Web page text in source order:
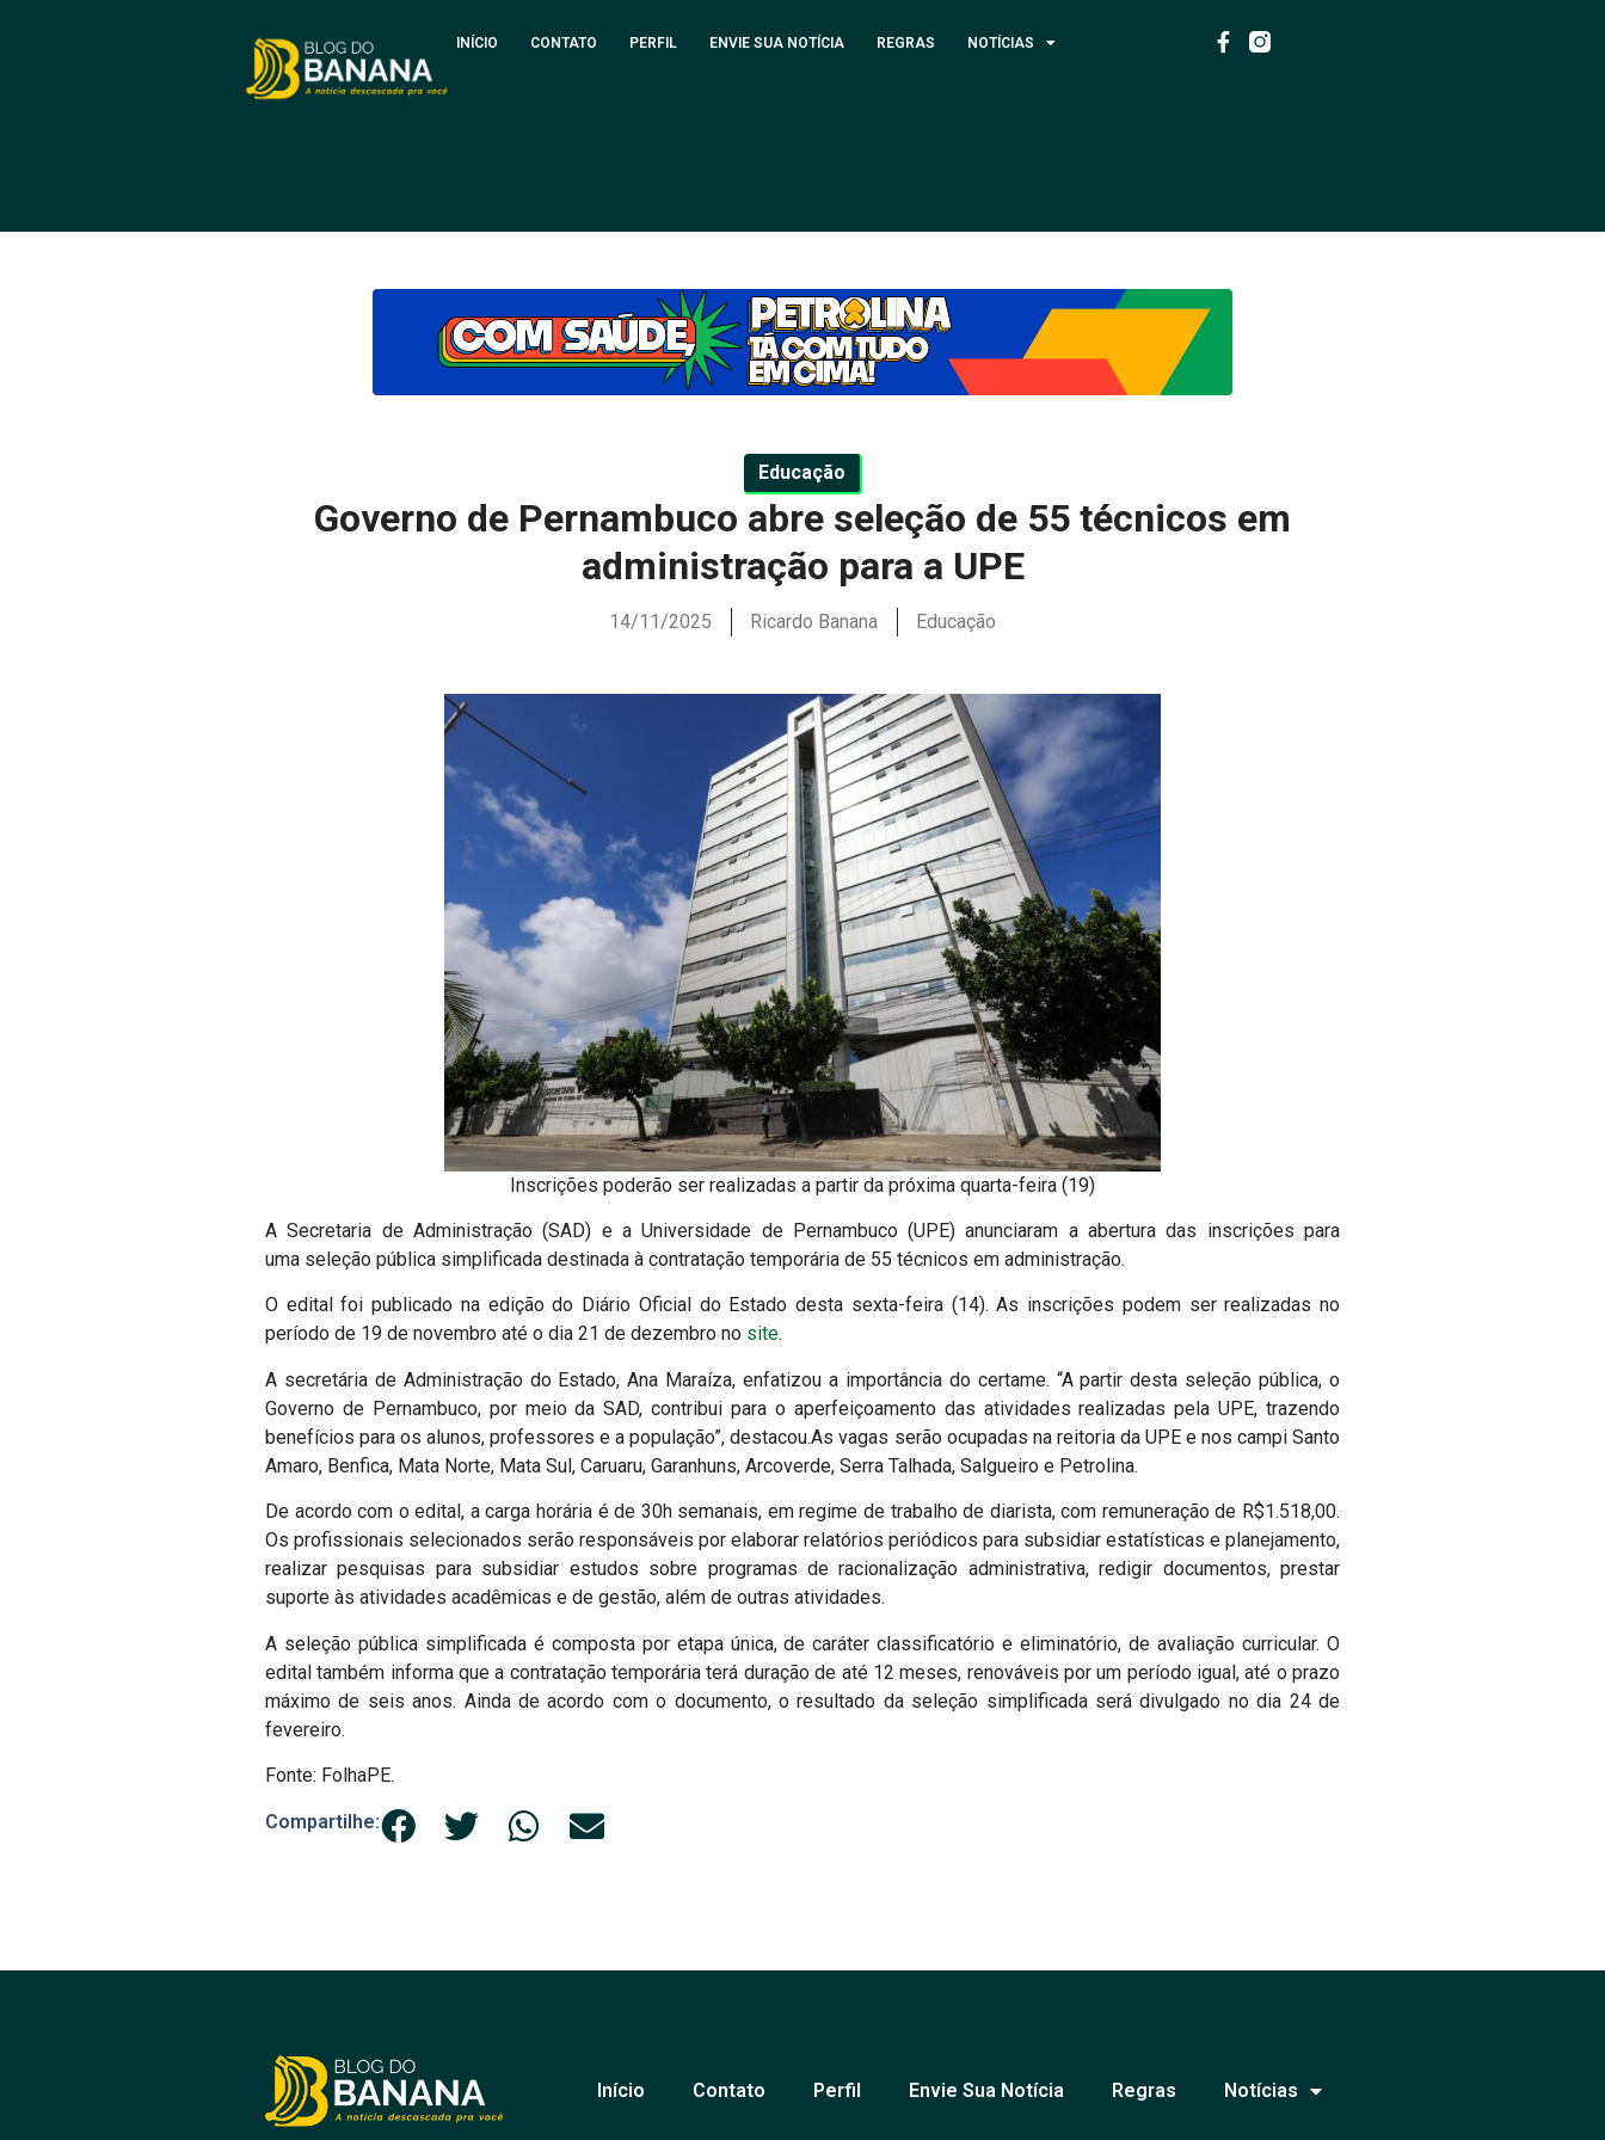
INÍCIO CONTATO PERFIL ENVIE SUA NOTÍCIA REGRAS NOTÍCIAS
Educação
Governo de Pernambuco abre seleção de 55 técnicos em
administração para a UPE
14/11/2025 Ricardo Banana Educação
Inscrições poderão ser realizadas a partir da próxima quarta-feira (19)
A Secretaria de Administração (SAD) e a Universidade de Pernambuco (UPE) anunciaram a abertura das inscrições para
uma seleção pública simplificada destinada à contratação temporária de 55 técnicos em administração.
O edital foi publicado na edição do Diário Oficial do Estado desta sexta-feira (14). As inscrições podem ser realizadas no
período de 19 de novembro até o dia 21 de dezembro no site.
A secretária de Administração do Estado, Ana Maraíza, enfatizou a importância do certame. “A partir desta seleção pública, o
Governo de Pernambuco, por meio da SAD, contribui para o aperfeiçoamento das atividades realizadas pela UPE, trazendo
benefícios para os alunos, professores e a população”, destacou.As vagas serão ocupadas na reitoria da UPE e nos campi Santo
Amaro, Benfica, Mata Norte, Mata Sul, Caruaru, Garanhuns, Arcoverde, Serra Talhada, Salgueiro e Petrolina.
De acordo com o edital, a carga horária é de 30h semanais, em regime de trabalho de diarista, com remuneração de R$1.518,00.
Os profissionais selecionados serão responsáveis por elaborar relatórios periódicos para subsidiar estatísticas e planejamento,
realizar pesquisas para subsidiar estudos sobre programas de racionalização administrativa, redigir documentos, prestar
suporte às atividades acadêmicas e de gestão, além de outras atividades.
A seleção pública simplificada é composta por etapa única, de caráter classificatório e eliminatório, de avaliação curricular. O
edital também informa que a contratação temporária terá duração de até 12 meses, renováveis por um período igual, até o prazo
máximo de seis anos. Ainda de acordo com o documento, o resultado da seleção simplificada será divulgado no dia 24 de
fevereiro.
Fonte: FolhaPE.
Compartilhe:
Início Contato Perfil Envie Sua Notícia Regras Notícias